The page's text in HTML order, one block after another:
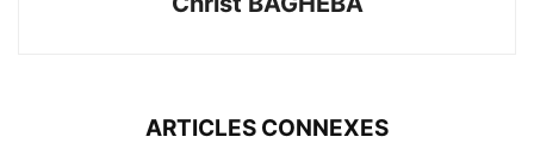
ARTICLES CONNEXES